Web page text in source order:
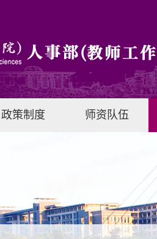
政策制度 师资队伍